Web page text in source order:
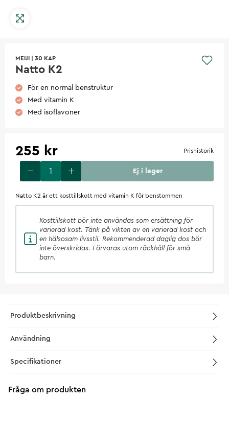
MEIJI 30 KAP
Natto K2
För en normal benstruktur
Med vitamin K
Med isoflavoner
255 kr Prishistorik
Ej i lager
Natto K2 är ett kosttillskott med vitamin K för benstommen
Kosttillskott bör inte användas som ersättning för
varierad kost. Tänk på vikten av en varierad kost och
en hälsosam livsstil. Rekommenderad daglig dos bör
inte överskridas. Förvaras utom räckhåll för små
barn.
Produktbeskrivning
Användning
Specifikationer
Fråga om produkten